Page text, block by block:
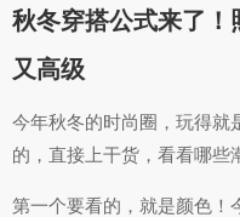
秋冬穿搭公式来了！
又高级
今年秋冬的时尚圈，玩得就
的，直接上干货，看看哪些
第一个要看的，就是颜色！